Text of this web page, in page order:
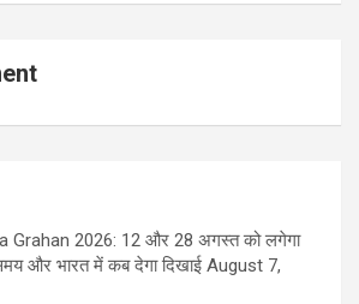
Grahan 2026: 12 और 28 अगस्त को लगेगा
और भारत में कब देगा दिखाई August 7,